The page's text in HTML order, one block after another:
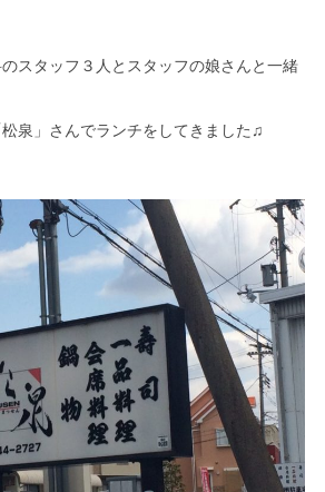
スタッフ３人とスタッフの娘さんと一緒
泉」さんでランチをしてきました♫